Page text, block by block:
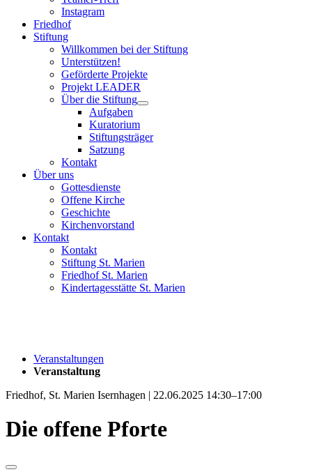
Instagram
Friedhof
Stiftung
Willkommen bei der Stiftung
Unterstützen!
Geförderte Projekte
Projekt LEADER
Über die Stiftung
Aufgaben
Kuratorium
Stiftungsträger
Satzung
Kontakt
Über uns
Gottesdienste
Offene Kirche
Geschichte
Kirchenvorstand
Kontakt
Kontakt
Stiftung St. Marien
Friedhof St. Marien
Kindertagesstätte St. Marien
Veranstaltungen
Veranstaltung
Friedhof, St. Marien Isernhagen | 22.06.2025 14:30–17:00
Die offene Pforte